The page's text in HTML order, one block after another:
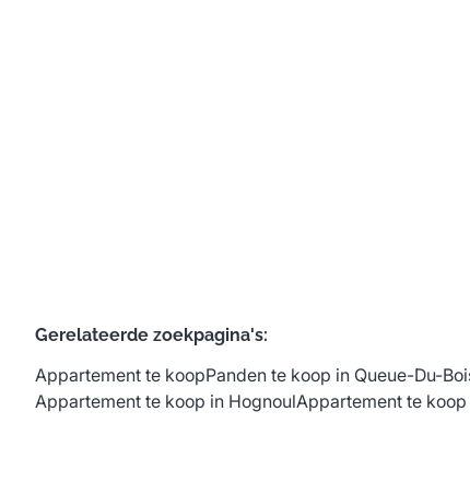
Gerelateerde zoekpagina's:
Appartement te koopPanden te koop in Queue-Du-
Appartement te koop in HognoulAppartement te